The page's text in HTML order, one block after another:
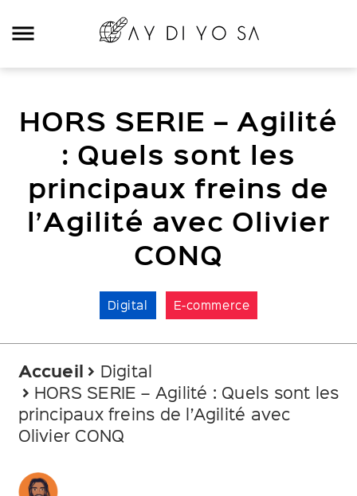
Categories
Digital
E-commerce
Travel
Food
Pages
About
HORS SERIE – Agilité
: Quels sont les
principaux freins de
l’Agilité avec Olivier
CONQ
Digital E-commerce
Accueil
Digital
HORS SERIE – Agilité : Quels sont les
principaux freins de l’Agilité avec
Olivier CONQ